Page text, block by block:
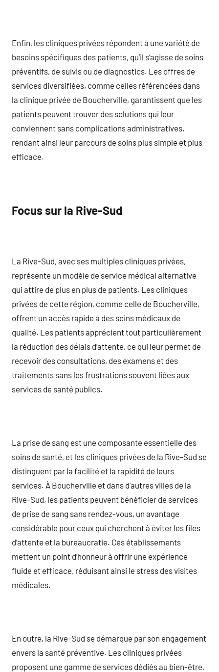
Enfin, les cliniques privées répondent à une variété de
besoins spécifiques des patients, qu’il s’agisse de soins
préventifs, de suivis ou de diagnostics. Les offres de
services diversifiées, comme celles référencées dans
la clinique privée de Boucherville, garantissent que les
patients peuvent trouver des solutions qui leur
conviennent sans complications administratives,
rendant ainsi leur parcours de soins plus simple et plus
efficace.
Focus sur la Rive-Sud
La Rive-Sud, avec ses multiples cliniques privées,
représente un modèle de service médical alternative
qui attire de plus en plus de patients. Les cliniques
privées de cette région, comme celle de Boucherville,
offrent un accès rapide à des soins médicaux de
qualité. Les patients apprécient tout particulièrement
la réduction des délais d’attente, ce qui leur permet de
recevoir des consultations, des examens et des
traitements sans les frustrations souvent liées aux
services de santé publics.
La prise de sang est une composante essentielle des
soins de santé, et les cliniques privées de la Rive-Sud se
distinguent par la facilité et la rapidité de leurs
services. À Boucherville et dans d’autres villes de la
Rive-Sud, les patients peuvent bénéficier de services
de prise de sang sans rendez-vous, un avantage
considérable pour ceux qui cherchent à éviter les files
d’attente et la bureaucratie. Ces établissements
mettent un point d’honneur à offrir une expérience
fluide et efficace, réduisant ainsi le stress des visites
médicales.
En outre, la Rive-Sud se démarque par son engagement
envers la santé préventive. Les cliniques privées
proposent une gamme de services dédiés au bien-être,